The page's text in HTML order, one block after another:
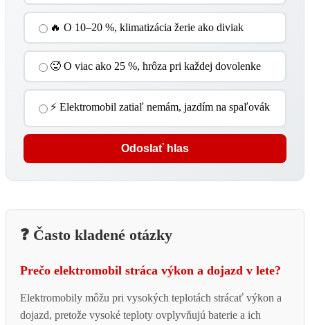
🔥 O 10–20 %, klimatizácia žerie ako diviak
🥵 O viac ako 25 %, hrôza pri každej dovolenke
⚡ Elektromobil zatiaľ nemám, jazdím na spaľovák
Odoslať hlas
❓ Často kladené otázky
Prečo elektromobil stráca výkon a dojazd v lete?
Elektromobily môžu pri vysokých teplotách strácať výkon a
dojazd, pretože vysoké teploty ovplyvňujú baterie a ich